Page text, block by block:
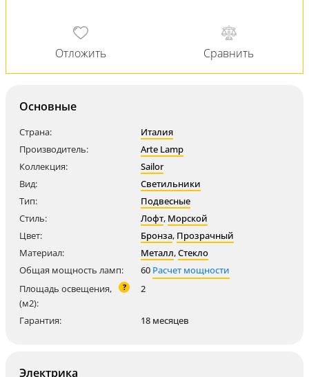
Основные
Страна:
Италия
Производитель:
Arte Lamp
Коллекция:
Sailor
Вид:
Светильники
Тип:
Подвесные
Стиль:
Лофт, Морской
Цвет:
Бронза, Прозрачный
Материал:
Металл,Стекло
Общая мощность ламп:
60 Расчет мощности
Площадь освещения,
(м2):
? 2
Гарантия: 18 месяцев
Электрика